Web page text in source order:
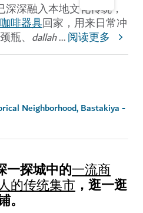
深深融入本地文化传统，
啡器具回家，用来日常冲
瓶、 dallah...阅读更多
Neighborhood, Bastakiya -
一探城中的一流商
的传统集市 ，逛一逛